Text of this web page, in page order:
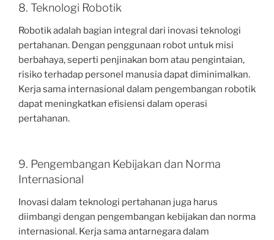
8. Teknologi Robotik
Robotik adalah bagian integral dari inovasi teknologi
pertahanan. Dengan penggunaan robot untuk misi
berbahaya, seperti penjinakan bom atau pengintaian,
risiko terhadap personel manusia dapat diminimalkan.
Kerja sama internasional dalam pengembangan robotik
dapat meningkatkan efisiensi dalam operasi
pertahanan.
9. Pengembangan Kebijakan dan Norma
Internasional
Inovasi dalam teknologi pertahanan juga harus
diimbangi dengan pengembangan kebijakan dan norma
internasional. Kerja sama antarnegara dalam